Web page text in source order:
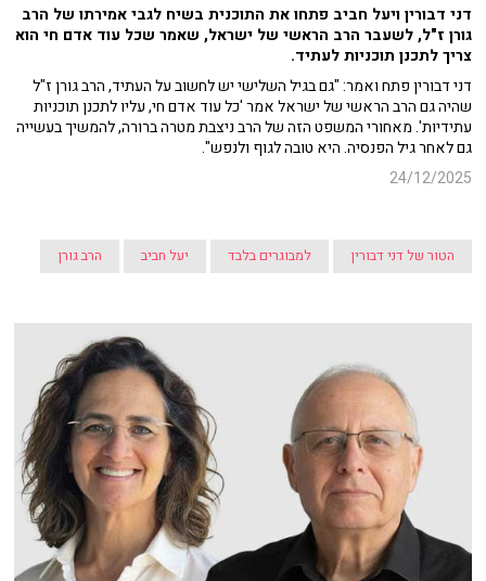
דני דבורין ויעל חביב פתחו את התוכנית בשיח לגבי אמירתו של הרב
גורן ז"ל, לשעבר הרב הראשי של ישראל, שאמר שכל עוד אדם חי הוא
צריך לתכנן תוכניות לעתיד.
דני דבורין פתח ואמר: "גם בגיל השלישי יש לחשוב על העתיד, הרב גורן ז"ל
שהיה גם הרב הראשי של ישראל אמר 'כל עוד אדם חי, עליו לתכנן תוכניות
עתידיות'. מאחורי המשפט הזה של הרב ניצבת מטרה ברורה, להמשיך בעשייה
גם לאחר גיל הפנסיה. היא טובה לגוף ולנפש".
24/12/2025
הטור של דני דבורין למבוגרים בלבד יעל חביב הרב גורן